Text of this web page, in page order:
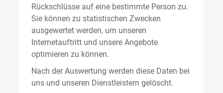
Rückschlüsse auf eine bestimmte Person zu.
Sie können zu statistischen Zwecken
ausgewertet werden, um unseren
Internetauftritt und unsere Angebote
optimieren zu können.
Nach der Auswertung werden diese Daten bei
uns und unseren Dienstleistern gelöscht.